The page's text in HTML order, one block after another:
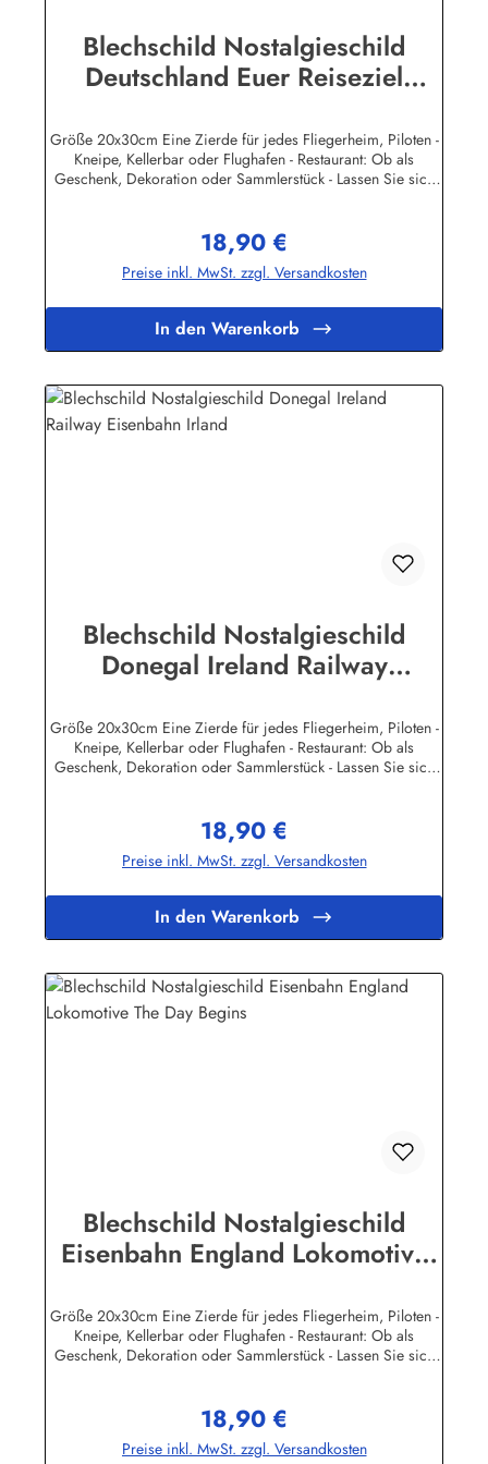
Blechschild Nostalgieschild
Deutschland Euer Reiseziel
Größe 20x30cm Eine Zierde für jedes Fliegerheim, Piloten -
Kneipe, Kellerbar oder Flughafen - Restaurant: Ob als
Geschenk, Dekoration oder Sammlerstück - Lassen Sie sich
Motiven. Schenken Sie sich und Ihren Freunden eine
dekorative Erinnerung an die gute alte Zeit! Unsere
Blechschilder sind in Super-Qualität aus hochwertigem Metall
behandelt, lange Lebensdauer ist damit garantiert. Wir
verkaufen nur original lizensierte
Werbeschilder.Herstellerinformationen:Heart of Ireland
(Luhe)info@heartofireland.eu
Regulärer Preis:
18,90 €
Preise inkl. MwSt. zzgl. Versandkosten
In den Warenkorb
Blechschild Nostalgieschild
Donegal Ireland Railway
Größe 20x30cm Eine Zierde für jedes Fliegerheim, Piloten -
Kneipe, Kellerbar oder Flughafen - Restaurant: Ob als
Geschenk, Dekoration oder Sammlerstück - Lassen Sie sich
Motiven. Schenken Sie sich und Ihren Freunden eine
dekorative Erinnerung an die gute alte Zeit! Unsere
Blechschilder sind in Super-Qualität aus hochwertigem Metall
behandelt, lange Lebensdauer ist damit garantiert. Wir
verkaufen nur original lizensierte
Werbeschilder.Herstellerinformationen:Heart of Ireland
(Luhe)info@heartofireland.eu
Regulärer Preis:
18,90 €
Preise inkl. MwSt. zzgl. Versandkosten
In den Warenkorb
Blechschild Nostalgieschild
Eisenbahn England Lokomotive
Größe 20x30cm Eine Zierde für jedes Fliegerheim, Piloten -
Kneipe, Kellerbar oder Flughafen - Restaurant: Ob als
Geschenk, Dekoration oder Sammlerstück - Lassen Sie sich
Motiven. Schenken Sie sich und Ihren Freunden eine
dekorative Erinnerung an die gute alte Zeit! Unsere
Blechschilder sind in Super-Qualität aus hochwertigem Metall
Regulärer Preis:
18,90 €
Preise inkl. MwSt. zzgl. Versandkosten